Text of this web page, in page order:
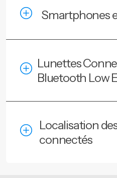
Smartphones
Lunettes
Bluetooth Low
Localisation
connectés